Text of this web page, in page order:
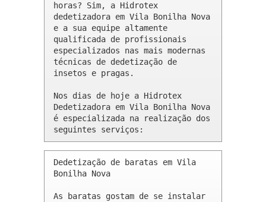
horas? Sim, a Hidrotex
dedetizadora em Vila Bonilha Nova
e a sua equipe altamente
qualificada de profissionais
especializados nas mais modernas
técnicas de dedetização de
insetos e pragas.
Nos dias de hoje a Hidrotex
Dedetizadora em Vila Bonilha Nova
é especializada na realização dos
seguintes serviços:
Dedetização de baratas em Vila
Bonilha Nova
As baratas gostam de se instalar